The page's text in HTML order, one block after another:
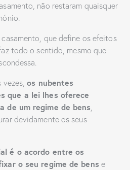
não restaram quaisquer
que define os efeitos
todo o sentido, mesmo que
vezes,os nubentes
que a lei lhes oferece
de um regime de bens,
devidamente os seus
é o acordo entre os
o seu regime de bens e